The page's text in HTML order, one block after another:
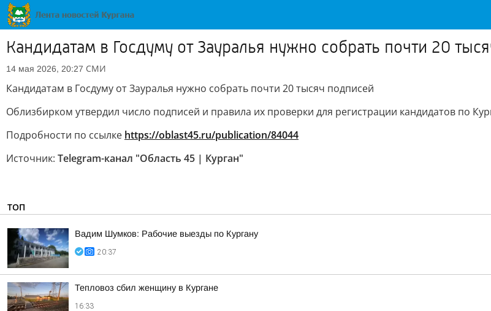
Кандидатам в Госдуму от Зауралья нужно собрать почти 20
14 мая 2026, 20:27 СМИ
Кандидатам в Госдуму от Зауралья нужно собрать почти 20 тысяч подписей
Облизбирком утвердил число подписей и правила их проверки для регистрации кандидатов по
Подробности по ссылке https://oblast45.ru/publication/84044
Источник: Telegram-канал "Область 45 | Курган"
ТОП
Вадим Шумков: Рабочие выезды по Кургану
20:37
Тепловоз сбил женщину в Кургане
16:33